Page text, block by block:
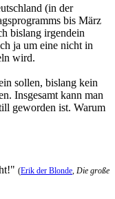
(in der
bis März
bislang irgendein
ja um eine nicht in
wird.
sollen, bislang kein
Insgesamt kann man
geworden ist. Warum
(Erik der Blonde Die große